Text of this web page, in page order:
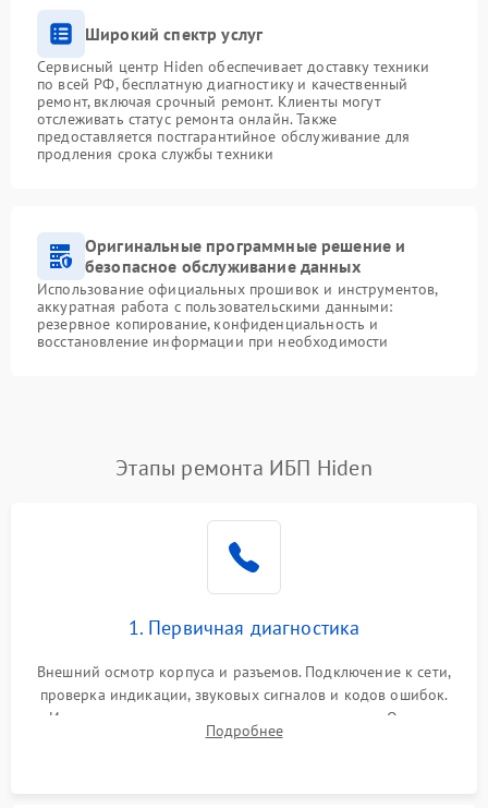
Широкий спектр услуг
Сервисный центр Hiden обеспечивает доставку техники
по всей РФ, бесплатную диагностику и качественный
ремонт, включая срочный ремонт. Клиенты могут
отслеживать статус ремонта онлайн. Также
предоставляется постгарантийное обслуживание для
продления срока службы техники
Оригинальные программные решение и
безопасное обслуживание данных
Использование официальных прошивок и инструментов,
аккуратная работа с пользовательскими данными:
резервное копирование, конфиденциальность и
восстановление информации при необходимости
Этапы ремонта ИБП Hiden
1. Первичная диагностика
Внешний осмотр корпуса и разъемов. Подключение к сети,
проверка индикации, звуковых сигналов и кодов ошибок.
Измерение входного и выходного напряжения. Оценка
реакции ИБП на отключение основного питания без
Подробнее